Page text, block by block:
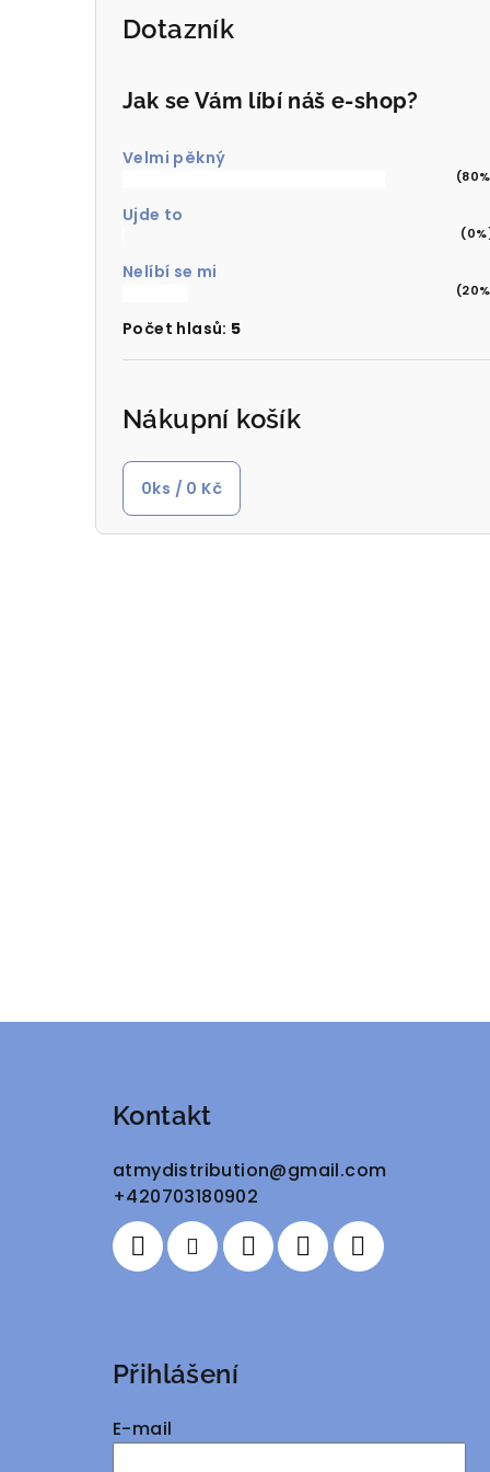
Dotazník
Jak se Vám líbí náš e-shop?
Velmi pěkný
Ujde to
Nelíbí se mi
Počet hlasů: 5
Nákupní košík
0ks / 0 Kč
Kontakt
atmydistribution@gmail.com
+420703180902
Přihlášení
E-mail